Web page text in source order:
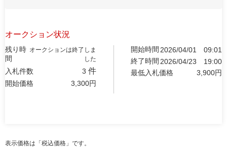
オークション状況
残り時
間
オークションは終了しま
した
入札件数 3 件
開始価格 3,300円
開始時間 2026/04/01
09:01
終了時間 2026/04/23
19:00
最低入札価格
3,900円
表示価格は「税込価格」です。